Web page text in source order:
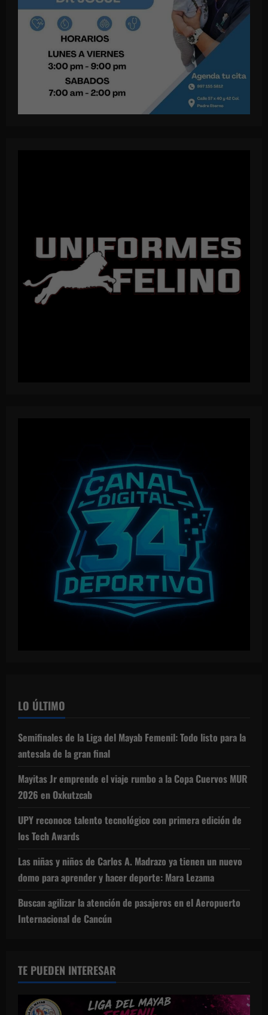
LO ÚLTIMO
Semifinales de la Liga del Mayab Femenil: Todo listo para la
antesala de la gran final
Mayitas Jr emprende el viaje rumbo a la Copa Cuervos MUR
2026 en Oxkutzcab
UPY reconoce talento tecnológico con primera edición de
los Tech Awards
Las niñas y niños de Carlos A. Madrazo ya tienen un nuevo
domo para aprender y hacer deporte: Mara Lezama
Buscan agilizar la atención de pasajeros en el Aeropuerto
Internacional de Cancún
TE PUEDEN INTERESAR